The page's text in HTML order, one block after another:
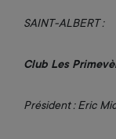
SAINT-ALBERT :
Club Les
Président : Eric